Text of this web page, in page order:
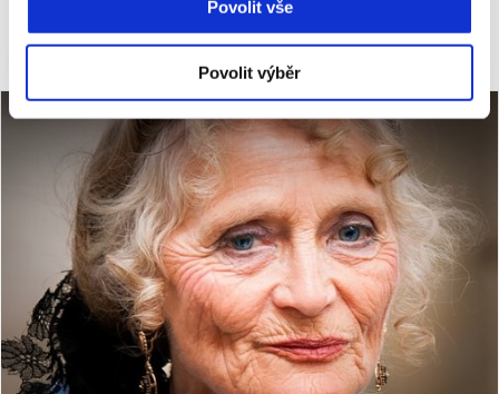
Povolit vše
Povolit výběr